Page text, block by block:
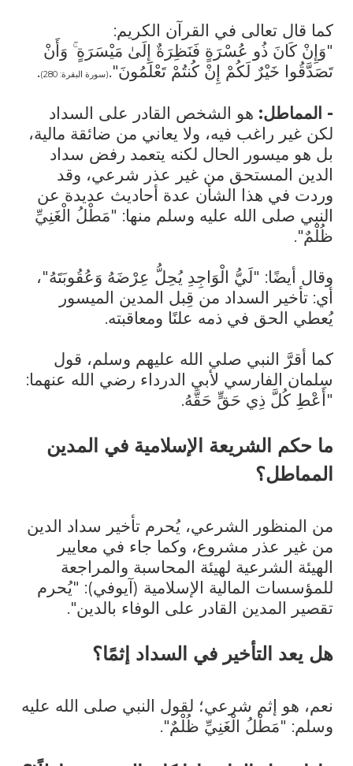
كما قال تعالى في القرآن الكريم:
"وَإِنْ كَانَ ذُو عُسْرَةٍ فَنَظِرَةٌ إِلَىٰ مَيْسَرَةٍ ۚ وَأَنْ
تَصَدَّقُوا خَيْرٌ لَكُمْ إِنْ كُنتُمْ تَعْلَمُونَ".(سورة البقرة: 280) .
- المماطل: هو الشخص القادر على السداد
لكن غير راغب فيه، ولا يعاني من ضائقة مالية،
بل هو ميسور الحال لكنه يتعمد رفض سداد
الدين المستحق من غير عذر شرعي، وقد
وردت في هذا الشأن عدة أحاديث عديدة عن
النبي صلى الله عليه وسلم منها: "مَطْلُ الْغَنِيِّ
ظُلْمٌ".
وقال أيضًا: "لَيُّ الْوَاجِدِ يُحِلُّ عِرْضَهُ وَعُقُوبَتَهُ"،
أي: تأخير السداد من قِبل المدين الميسور
يُعطي الحق في ذمه علنًا ومعاقبته.
كما أقرَّ النبي صلي الله عليهم وسلم، قول
سلمان الفارسي لأبي الدرداء رضي الله عنهما:
"أَعْطِ كُلَّ ذِي حَقٍّ حَقَّهُ.
ما حكم الشريعة الإسلامية في المدين
المماطل؟
من المنظور الشرعي، يُحرم تأخير سداد الدين
من غير عذر مشروع، وكما جاء في معايير
الهيئة الشرعية لهيئة المحاسبة والمراجعة
للمؤسسات المالية الإسلامية (آيوفي): "يُحرم
تقصير المدين القادر على الوفاء بالدين".
هل يعد التأخير في السداد إثمًا؟
نعم، هو إثم شرعي؛ لقول النبي صلى الله عليه
وسلم: "مَطْلُ الْغَنِيِّ ظُلْمٌ".